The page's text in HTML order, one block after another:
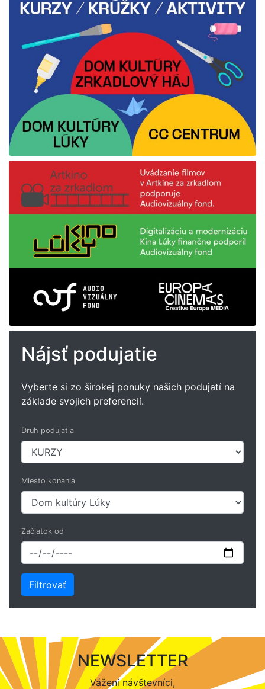
Nájsť podujatie
Vyberte si zo širokej ponuky našich podujatí na
základe svojich preferencií.
Druh podujatia
Miesto konania
Začiatok od
NEWSLETTER
Vážení návštevníci,